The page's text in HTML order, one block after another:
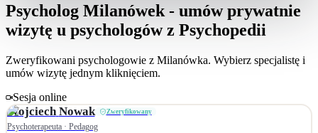
Psycholog Milanówek - umów prywatnie
wizytę u psychologów z Psychopedii
Zweryfikowani psychologowie z Milanówka. Wybierz specjalistę i
umów wizytę jednym kliknięciem.
Sesja online
Wojciech Nowak Zweryfikowany
Psychoterapeuta · Pedagog